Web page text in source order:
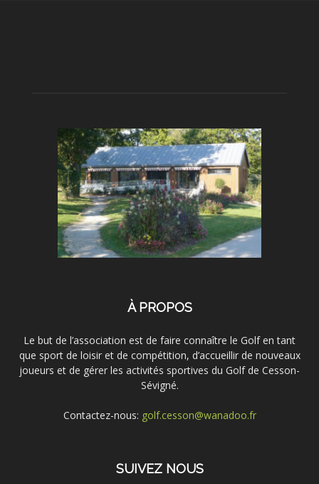
À PROPOS
Le but de l’association est de faire connaître le Golf en tant
que sport de loisir et de compétition, d’accueillir de nouveaux
joueurs et de gérer les activités sportives du Golf de Cesson-
Sévigné.
Contactez-nous: golf.cesson@wanadoo.fr
SUIVEZ NOUS